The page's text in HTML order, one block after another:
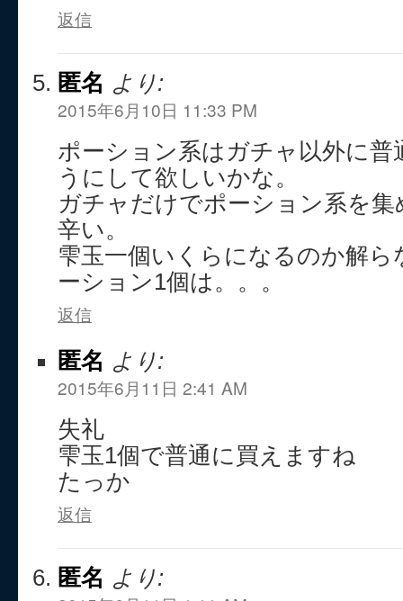
返信
匿名 より:
2015年6月10日 11:33 PM
ポーション系はガチャ以外に普
うにして欲しいかな。
ガチャだけでポーション系を
辛い。
雫玉一個いくらになるのか解
ーション1個は。。。
返信
匿名 より:
2015年6月11日 2:41 AM
失礼
雫玉1個で普通に買えますね
たっか
返信
匿名 より: